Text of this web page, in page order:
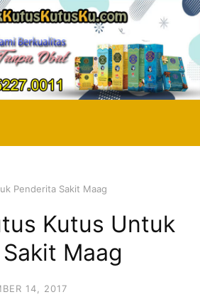
Penderita Sakit Maag
Kutus Untuk
Maag
14, 2017